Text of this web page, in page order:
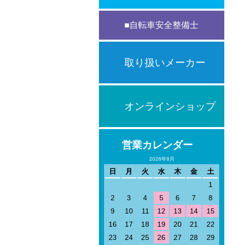
自転車安全整備士
取り扱いメーカー
オンラインショップ
営業カレンダー
2026年8月
日 月 火 水 木 金
土
1
2
3 4 5 6 7
8
9
10 11 12 13 14
15
16
17 18 19 20 21
22
23
24 25 26 27 28
29